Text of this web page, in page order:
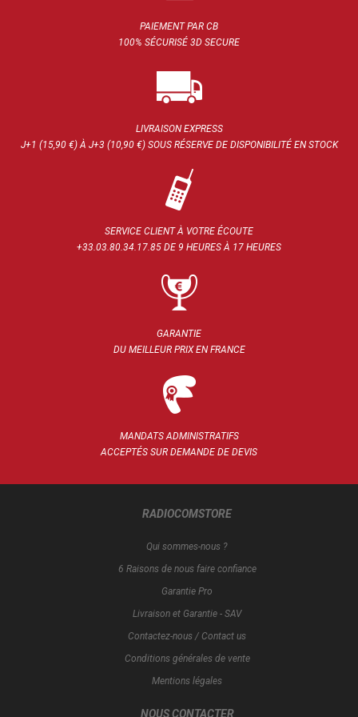
modifiée, pour frais d’intervention occasionnés à l’administration.
Commandez en ligne, c'est simple, rapide et moins cher !
PAIEMENT PAR CB
100% SÉCURISÉ 3D SECURE
LIVRAISON EXPRESS
J+1 (15,90 €) À J+3 (10,90 €) SOUS RÉSERVE DE DISPONIBILITÉ EN STOCK
SERVICE CLIENT À VOTRE ÉCOUTE
+33.03.80.34.17.85 DE 9 HEURES À 17 HEURES
GARANTIE
DU MEILLEUR PRIX EN FRANCE
MANDATS ADMINISTRATIFS
ACCEPTÉS SUR DEMANDE DE DEVIS
RADIOCOMSTORE
Qui sommes-nous ?
6 Raisons de nous faire confiance
Garantie Pro
Livraison et Garantie - SAV
Contactez-nous / Contact us
Conditions générales de vente
Mentions légales
NOUS CONTACTER